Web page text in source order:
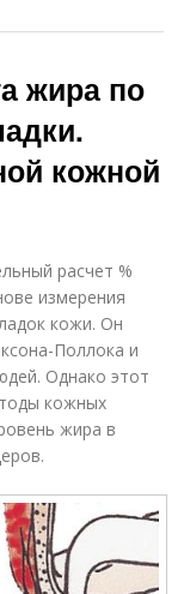
жира по
кожной
расчет %
измерения
кожи. Он
Поллока и
Однако этот
кожных
жира в